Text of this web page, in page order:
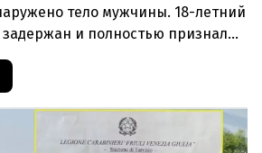
тело мужчины. 18-летний
и полностью признал
следствия, преступление
на поч